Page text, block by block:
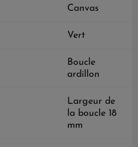
Canvas
Vert
Boucle
ardillon
Largeur de
la boucle 18
mm